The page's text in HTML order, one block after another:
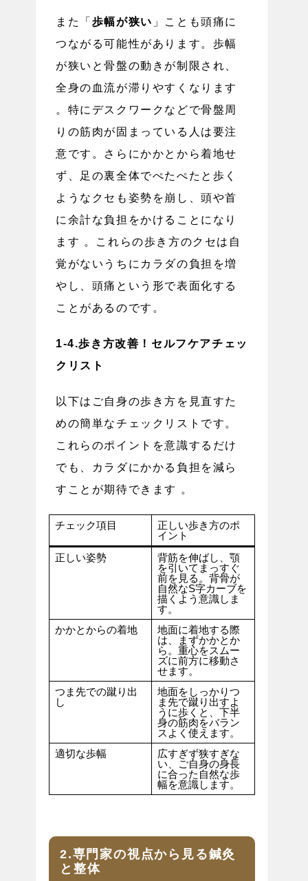
また「 歩幅が狭い 」ことも頭痛に
つながる可能性があります。歩幅
が狭いと骨盤の動きが制限され、
全身の血流が滞りやすくなります
。特にデスクワークなどで骨盤周
りの筋肉が固まっている人は要注
意です。さらにかかとから着地せ
ず、足の裏全体でぺたぺたと歩く
ようなクセも姿勢を崩し、頭や首
に余計な負担をかけることになり
ます 。これらの歩き方のクセは自
覚がないうちにカラダの負担を増
やし、頭痛という形で表面化する
ことがあるのです。
1-4.歩き方改善！セルフケアチェッ
クリスト
以下はご自身の歩き方を見直すた
めの簡単なチェックリストです。
これらのポイントを意識するだけ
でも、カラダにかかる負担を減ら
すことが期待できます 。
チェック項目
正しい歩き方のポ
イント
正しい姿勢
背筋を伸ばし、顎
を引いてまっすぐ
前を見る。背骨が
自然なS字カーブを
描くよう意識しま
す。
かかとからの着地
地面に着地する際
は、まずかかとか
ら。重心をスムー
ズに前方に移動さ
せます。
つま先での蹴り出
し
地面をしっかりつ
ま先で蹴り出すよ
うに歩くと、下半
身の筋肉をバラン
スよく使えます。
適切な歩幅
広すぎず狭すぎな
い、ご自身の身長
に合った自然な歩
幅を意識します。
2.専門家の視点から見る鍼灸
と整体